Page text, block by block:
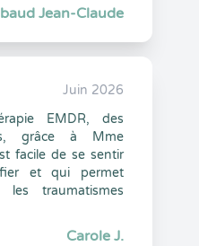
Jean-Claude
Juin 2026
EMDR, des
grâce à Mme
facile de se sentir
et qui permet
les traumatismes
Carole J.